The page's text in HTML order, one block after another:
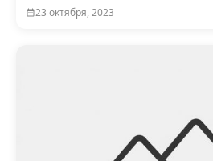
23 октября, 2023